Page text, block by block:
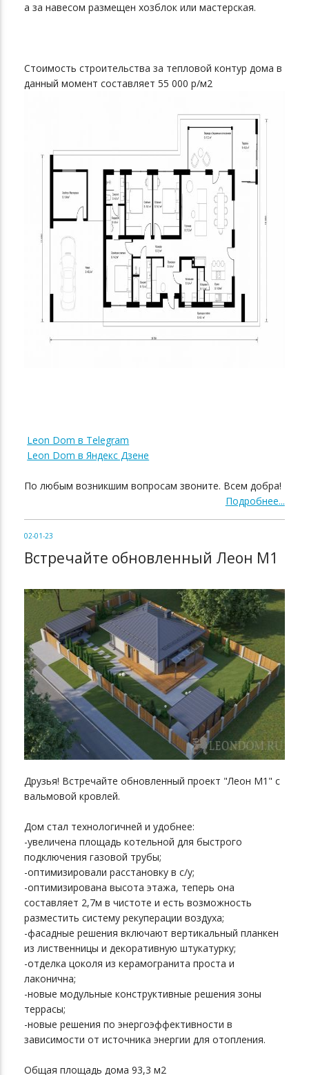
а за навесом размещен хозблок или мастерская.
Стоимость строительства за тепловой контур дома в
данный момент составляет 55 000 р/м2
Leon Dom в Telegram
Leon Dom в Яндекс Дзене
По любым возникшим вопросам звоните. Всем добра!
Подробнее...
02-01-23
Встречайте обновленный Леон М1
Друзья! Встречайте обновленный проект "Леон М1" с
вальмовой кровлей.
Дом стал технологичней и удобнее:
-увеличена площадь котельной для быстрого
подключения газовой трубы;
-оптимизировали расстановку в с/у;
-оптимизирована высота этажа, теперь она
составляет 2,7м в чистоте и есть возможность
разместить систему рекуперации воздуха;
-фасадные решения включают вертикальный планкен
из лиственницы и декоративную штукатурку;
-отделка цоколя из керамогранита проста и
лаконична;
-новые модульные конструктивные решения зоны
террасы;
-новые решения по энергоэффективности в
зависимости от источника энергии для отопления.
Общая площадь дома 93,3 м2